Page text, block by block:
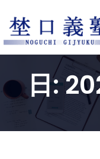
content
日: